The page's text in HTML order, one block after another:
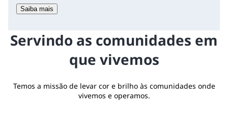
Saiba mais
Servindo as comunidades em
que vivemos
Temos a missão de levar cor e brilho às comunidades onde
vivemos e operamos.